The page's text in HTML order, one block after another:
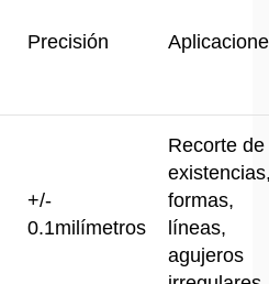
Precisión
+/-
0.1milímetros
Recorte de
formas,
líneas,
agujeros